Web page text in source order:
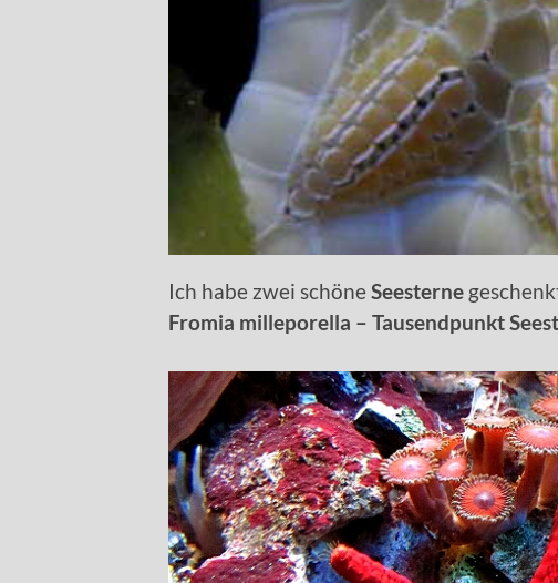
Ich habe zwei schöneSeesterne
Fromia milleporella – Tausendpunkt